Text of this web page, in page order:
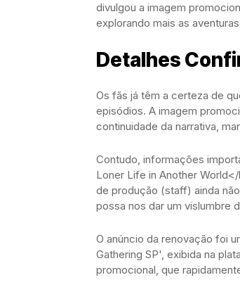
divulgou a imagem
explorando mais as
Detalhes
Os fãs já têm a certeza de
episódios. A imagem
continuidade da narrativa,
Contudo, informações
Loner Life in Another
de produção (staff) ainda
possa nos dar um vislumbre
O anúncio da renovação foi
Gathering SP', exibida na
promocional, que